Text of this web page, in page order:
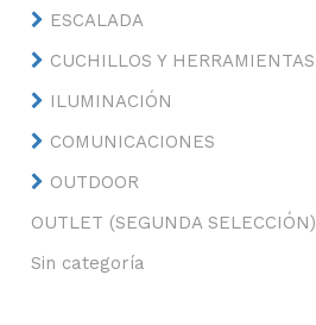
ESCALADA
CUCHILLOS Y HERRAMIENTAS
ILUMINACIÓN
COMUNICACIONES
OUTDOOR
OUTLET (SEGUNDA SELECCIÓN)
Sin categoría